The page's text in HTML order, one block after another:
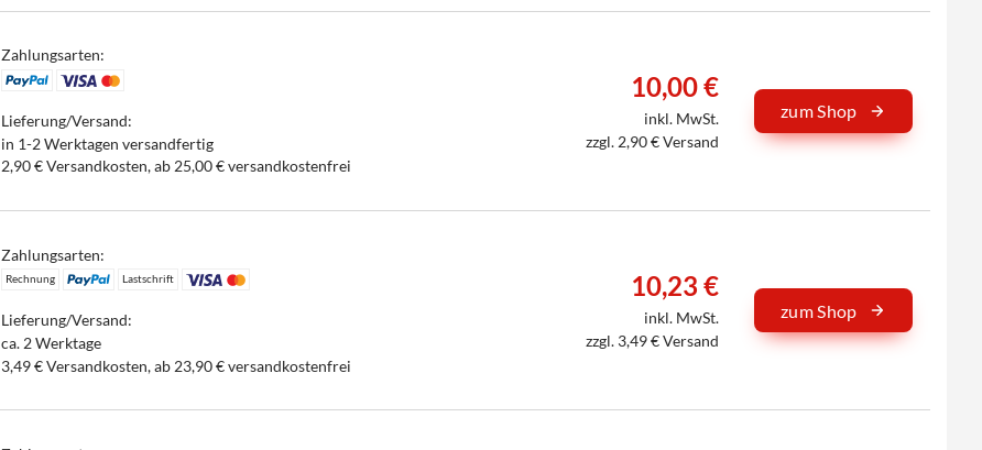
Zahlungsarten:
Lieferung/Versand:
in 1-2 Werktagen versandfertig
2,90 € Versandkosten, ab 25,00 € versandkostenfrei
10,00 €
inkl. MwSt.
zzgl. 2,90 € Versand
zum Shop
Zahlungsarten:
Rechnung Lastschrift
Lieferung/Versand:
ca. 2 Werktage
3,49 € Versandkosten, ab 23,90 € versandkostenfrei
10,23 €
inkl. MwSt.
zzgl. 3,49 € Versand
zum Shop